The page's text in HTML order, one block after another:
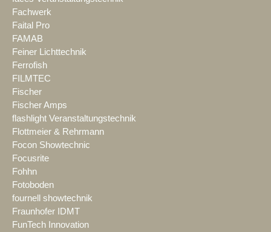
Fachwerk
Faital Pro
FAMAB
Feiner Lichttechnik
Ferrofish
FILMTEC
Fischer
Fischer Amps
flashlight Veranstaltungstechnik
Flottmeier & Rehrmann
Focon Showtechnic
Focusrite
Fohhn
Fotoboden
fournell showtechnik
Fraunhofer IDMT
FunTech Innovation